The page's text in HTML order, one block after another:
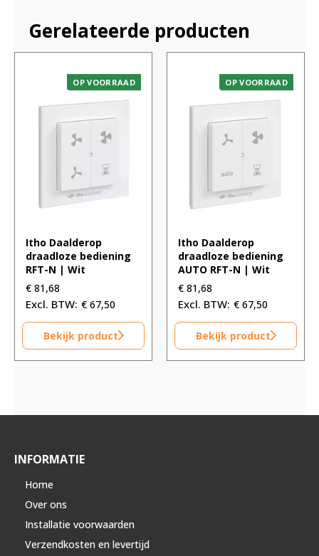
Gerelateerde producten
OP VOORRAAD
Itho Daalderop
draadloze bediening
RFT-N | Wit
€ 81,68
€ 67,50
Bekijk product
OP VOORRAAD
Itho Daalderop
draadloze bediening
AUTO RFT-N | Wit
€ 81,68
€ 67,50
Bekijk product
INFORMATIE
Home
Over ons
Installatie voorwaarden
Verzendkosten en levertijd